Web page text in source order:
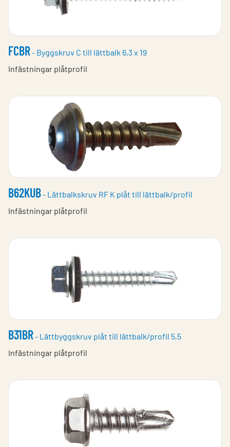
FCBR- Byggskruv C till lättbalk 6,3 x 19
Infästningar plåtprofil
B62KUB- Lättbalkskruv RF K plåt till lättbalk/profil
Infästningar plåtprofil
B31BR- Lättbyggskruv plåt till lättbalk/profil 5,5
Infästningar plåtprofil